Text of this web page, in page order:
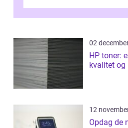
02
HP toner:
kvalitet og
12
Opdag de